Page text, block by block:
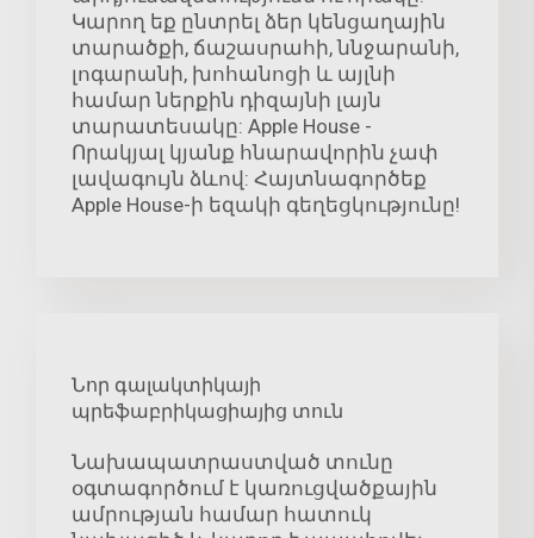
Կարող եք ընտրել ձեր կենցաղային
տարածքի, ճաշասրահի, ննջարանի,
լոգարանի, խոհանոցի և այլնի
համար ներքին դիզայնի լայն
տարատեսակը: Apple House -
Որակյալ կյանք հնարավորին չափ
լավագույն ձևով: Հայտնագործեք
Apple House-ի եզակի գեղեցկությունը!
Նոր գալակտիկայի
պրեֆաբրիկացիայից տուն
Նախապատրաստված տունը
օգտագործում է կառուցվածքային
ամրության համար հատուկ